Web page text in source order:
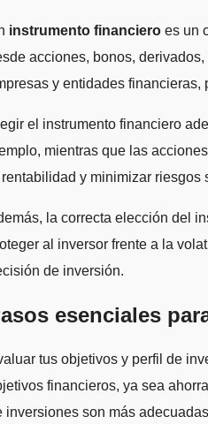
instrumento financiero es un
acciones, bonos,
y entidades
el instrumento financiero
mientras que las
y minimizar riesgos
la correcta elección del
al inversor frente a la
de inversión.
esenciales
tus objetivos y perfil de
financieros, ya sea
inversiones son más